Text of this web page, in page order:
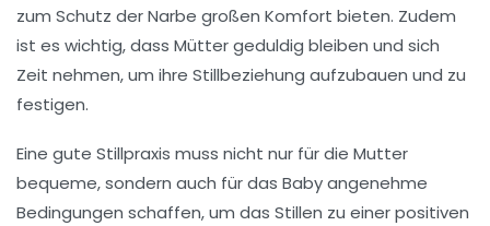
zum Schutz der Narbe großen Komfort bieten. Zudem
ist es wichtig, dass Mütter geduldig bleiben und sich
Zeit nehmen, um ihre Stillbeziehung aufzubauen und zu
festigen.
Eine gute Stillpraxis muss nicht nur für die Mutter
bequeme, sondern auch für das Baby angenehme
Bedingungen schaffen, um das Stillen zu einer positiven